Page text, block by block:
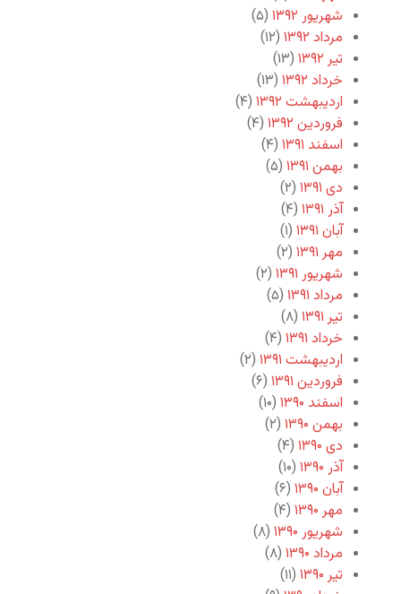
شهریور ۱۳۹۲
(۵)
مرداد ۱۳۹۲
(۱۲)
تیر ۱۳۹۲
(۱۳)
خرداد ۱۳۹۲
(۱۳)
اردیبهشت ۱۳۹۲
(۴)
فروردین ۱۳۹۲
(۴)
اسفند ۱۳۹۱
(۴)
بهمن ۱۳۹۱
(۵)
دی ۱۳۹۱
(۲)
آذر ۱۳۹۱
(۴)
آبان ۱۳۹۱
(۱)
مهر ۱۳۹۱
(۲)
شهریور ۱۳۹۱
(۲)
مرداد ۱۳۹۱
(۵)
تیر ۱۳۹۱
(۸)
خرداد ۱۳۹۱
(۴)
اردیبهشت ۱۳۹۱
(۲)
فروردین ۱۳۹۱
(۶)
اسفند ۱۳۹۰
(۱۰)
بهمن ۱۳۹۰
(۲)
دی ۱۳۹۰
(۴)
آذر ۱۳۹۰
(۱۰)
آبان ۱۳۹۰
(۶)
مهر ۱۳۹۰
(۴)
شهریور ۱۳۹۰
(۸)
مرداد ۱۳۹۰
(۸)
تیر ۱۳۹۰
(۱۱)